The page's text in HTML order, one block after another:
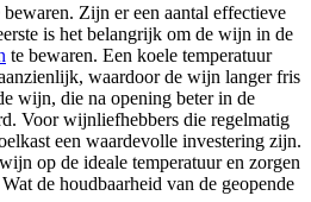
Zijn er een aantal effectieve
is het belangrijk om de wijn in de
te bewaren. Een koele temperatuur
waardoor de wijn langer fris
wijn, die na opening beter in de
Voor wijnliefhebbers die regelmatig
een waardevolle investering zijn.
op de ideale temperatuur en zorgen
de houdbaarheid van de geopende